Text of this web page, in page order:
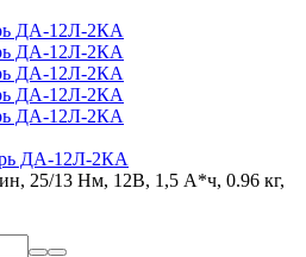
ДА-12Л-2КА
25/13 Нм, 12В, 1,5 А*ч, 0.96 кг,